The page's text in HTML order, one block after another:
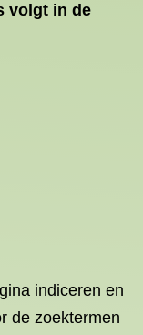
volgt in de
indiceren en
de zoektermen